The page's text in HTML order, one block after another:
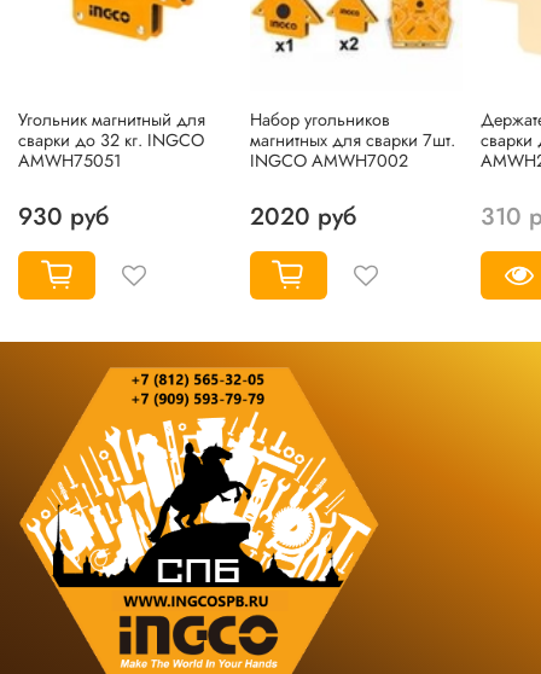
Угольник магнитный для
сварки до 32 кг. INGCO
AMWH75051
930 руб
Набор угольников
магнитных для сварки 7шт.
INGCO AMWH7002
2020 руб
сварки
310